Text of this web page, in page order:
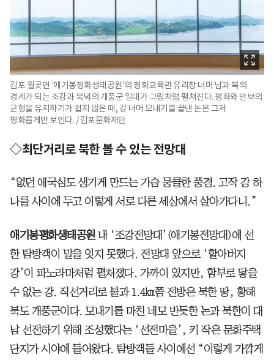
김포 월곶면 '애기봉평화생태공원'의 평화교육관 유리창 너머 남과 북의
경계가 되는 조강과 북녘의 개풍군 일대가 그림처럼 펼쳐진다. 평화와 안보의
균형을 유지하기가 쉽지 않은 때, 강 너머 모내기를 끝낸 논은 그저
평화롭게만 보인다. / 김포문화재단
◇최단거리로 북한 볼 수 있는 전망대
“없던 애국심도 생기게 만드는 가슴 뭉클한 풍경. 고작 강 하
나를 사이에 두고 이렇게 서로 다른 세상에서 살아가다니.”
애기봉평화생태공원 내 ‘조강전망대’(애기봉전망대)에 선
한 탐방객이 말을 잇지 못했다. 전망대 앞으로 ‘할아버지
강’이 파노라마처럼 펼쳐졌다. 가까이 있지만, 함부로 닿을
수 없는 강. 직선거리로 불과 1.4㎞쯤 전방은 북한 땅, 황해
북도 개풍군이다. 모내기를 마친 네모 반듯한 논과 북한이 대
남 선전하기 위해 조성했다는 ‘선전마을’, 키 작은 문화주택
단지가 시야에 들어왔다. 탐방객들 사이에선 “이렇게 가깝게